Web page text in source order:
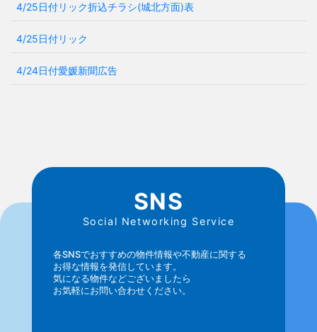
4/25日付リック折込チラシ(城北方面)表
4/25日付リック
4/24日付愛媛新聞広告
SNS
Social Networking Service
各SNSでおすすめの物件情報や不動産に関する
お得な情報を発信しています。
気になる物件などございましたら
お気軽にお問い合わせください。